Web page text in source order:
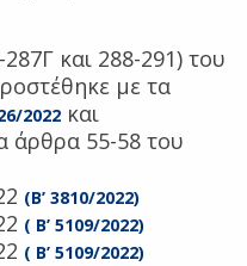
και 288-291) του
με τα
2022 και
άρθρα 55-58 του
(Β’ 3810/2022)
( Β’ 5109/2022)
( Β’ 5109/2022)